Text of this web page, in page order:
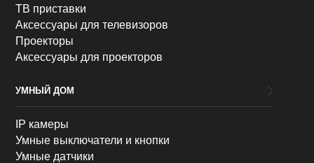
ТВ приставки
Аксессуары для телевизоров
Проекторы
Аксессуары для проекторов
УМНЫЙ ДОМ
IP камеры
Умные выключатели и кнопки
Умные датчики